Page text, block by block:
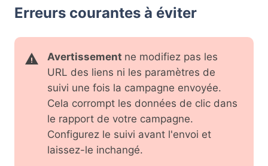
Erreurs courantes à éviter
Avertissement ne modifiez pas les
URL des liens ni les paramètres de
suivi une fois la campagne envoyée.
Cela corrompt les données de clic dans
le rapport de votre campagne.
Configurez le suivi avant l'envoi et
laissez-le inchangé.